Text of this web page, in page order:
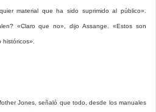
material que ha sido suprimido al público».
«Claro que no», dijo Assange. «Estos son
Jones, señaló que todo, desde los manuales